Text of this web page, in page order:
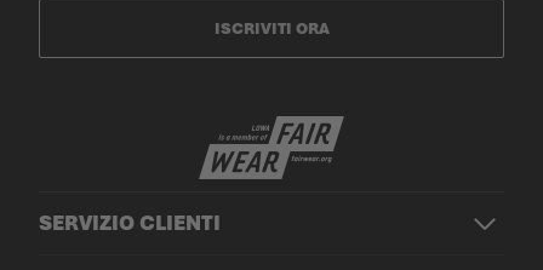
SERVIZIO CLIENTI
ISCRIVITI ORA